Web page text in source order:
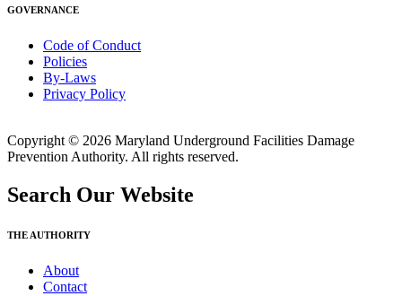
GOVERNANCE
Code of Conduct
Policies
By-Laws
Privacy Policy
Copyright © 2026 Maryland Underground Facilities Damage
Prevention Authority. All rights reserved.
Search Our Website
THE AUTHORITY
About
Contact